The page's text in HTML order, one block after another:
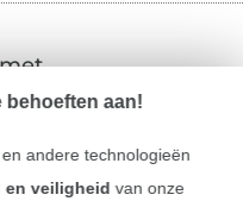
behoeften aan!
andere technologieën
en veiligheid van onze